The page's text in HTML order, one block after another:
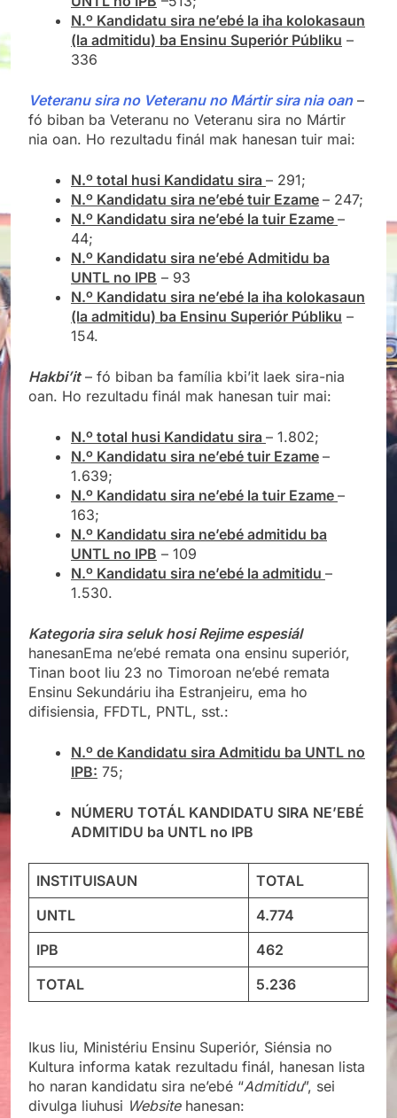
N.º Kandidatu sira ne’ebé la iha kolokasaun
(la admitidu) ba Ensinu Superiór Públiku –
336
Veteranu sira no Veteranu no Mártir sira nia oan–
fó biban ba Veteranu no Veteranu sira no Mártir
nia oan. Ho rezultadu finál mak hanesan tuir mai:
N.º total husi Kandidatu sira – 291;
N.º Kandidatu sira ne’ebé tuir Ezame – 247;
N.º Kandidatu sira ne’ebé la tuir Ezame –
44;
N.º Kandidatu sira ne’ebé Admitidu ba
UNTL no IPB – 93
N.º Kandidatu sira ne’ebé la iha kolokasaun
(la admitidu) ba Ensinu Superiór Públiku –
154.
Hakbi’it– fó biban ba família kbi’it laek sira-nia
oan. Ho rezultadu finál mak hanesan tuir mai:
N.º total husi Kandidatu sira – 1.802;
N.º Kandidatu sira ne’ebé tuir Ezame –
1.639;
N.º Kandidatu sira ne’ebé la tuir Ezame –
163;
N.º Kandidatu sira ne’ebé admitidu ba
UNTL no IPB – 109
N.º Kandidatu sira ne’ebé la admitidu –
1.530.
Kategoria sira seluk hosi Rejime espesiál
hanesanEma ne’ebé remata ona ensinu superiór,
Tinan boot liu 23 no Timoroan ne’ebé remata
Ensinu Sekundáriu iha Estranjeiru, ema ho
difisiensia, FFDTL, PNTL, sst.:
N.º de Kandidatu sira Admitidu ba UNTL no
IPB: 75;
NÚMERU TOTÁL KANDIDATU SIRA NE’EBÉ
ADMITIDU ba UNTL no IPB
INSTITUISAUN
TOTAL
UNTL
4.774
IPB
462
TOTAL
5.236
Ikus liu, Ministériu Ensinu Superiór, Siénsia no
Kultura informa katak rezultadu finál, hanesan lista
ho naran kandidatu sira ne’ebé “Admitidu”, sei
divulga liuhusi Website hanesan: